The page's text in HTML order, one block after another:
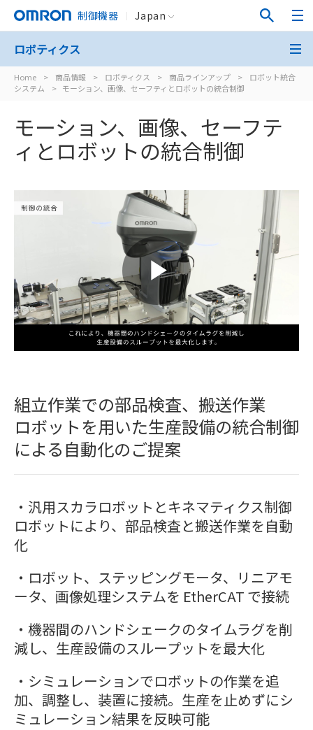
制御機器 Japan
Home > 商品情報 > ロボティクス > 商品ラインアップ >
ロボット統合
システム
> モーション、画像、セーフティとロボットの統合制御
ロボティクス
モーション、画像、セーフテ
ィとロボットの統合制御
組立作業での部品検査、搬送作業
ロボットを用いた生産設備の統合制御
による自動化のご提案
・汎用スカラロボットとキネマティクス制御
ロボットにより、部品検査と搬送作業を自動
化
・ロボット、ステッピングモータ、リニアモ
ータ、画像処理システムを EtherCAT で接続
・機器間のハンドシェークのタイムラグを削
減し、生産設備のスループットを最大化
・シミュレーションでロボットの作業を追
加、調整し、装置に接続。生産を止めずにシ
ミュレーション結果を反映可能